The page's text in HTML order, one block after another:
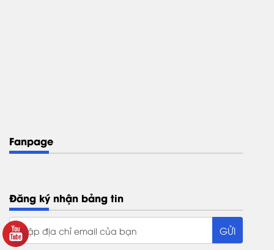
Fanpage
Đăng ký nhận bảng tin